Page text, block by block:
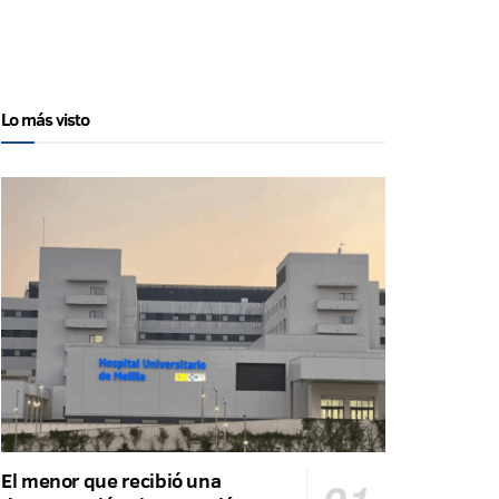
Lo más visto
El menor que recibió una